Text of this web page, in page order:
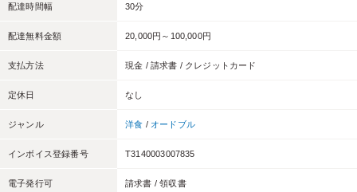
配達時間幅 30分
配達無料金額 20,000円～100,000円
支払方法 現金 / 請求書 / クレジットカード
定休日 なし
ジャンル 洋食 / オードブル
インボイス登録番号 T3140003007835
電子発行可 請求書 / 領収書